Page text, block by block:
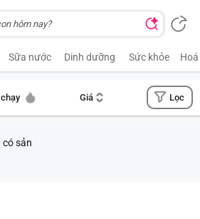
Sữa nước Dinh dưỡng Sức khỏe
Giá Lọc
sản